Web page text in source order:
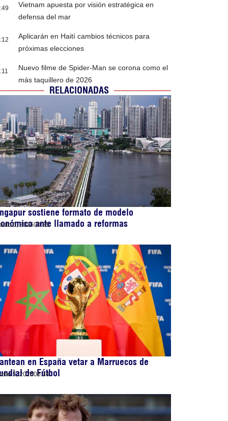
Vietnam apuesta por visión estratégica en
defensa del mar
Aplicarán en Haití cambios técnicos para
próximas elecciones
Nuevo filme de Spider-Man se corona como el
más taquillero de 2026
RELACIONADAS
sostiene formato de modelo
ante llamado a reformas
6, 202600:35
en España vetar a Marruecos de
de Fútbol
5, 202606:34